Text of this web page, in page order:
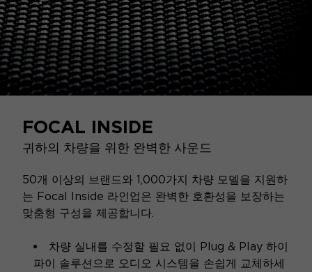
FOCAL INSIDE
귀하의 차량을 위한 완벽한 사운드
50개 이상의 브랜드와 1,000가지 차량 모델을 지원하
는 Focal Inside 라인업은 완벽한 호환성을 보장하는
맞춤형 구성을 제공합니다.
차량 실내를 수정할 필요 없이 Plug & Play 하이
파이 솔루션으로 오디오 시스템을 손쉽게 교체하세